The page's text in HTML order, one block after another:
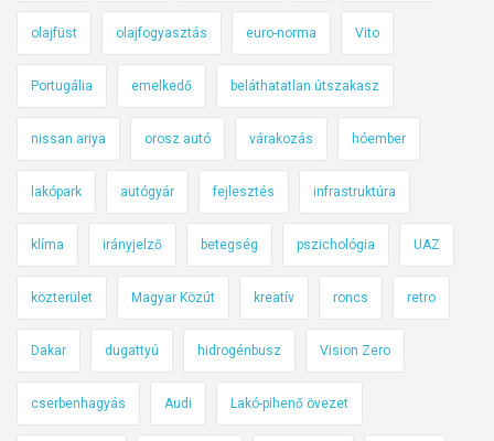
olajfüst olajfogyasztás euro-norma Vito
Portugália emelkedő beláthatatlan útszakasz
nissan ariya orosz autó várakozás hóember
lakópark autógyár fejlesztés infrastruktúra
klíma irányjelző betegség pszichológia UAZ
közterület Magyar Közút kreatív roncs retro
Dakar dugattyú hidrogénbusz Vision Zero
cserbenhagyás Audi Lakó-pihenő övezet